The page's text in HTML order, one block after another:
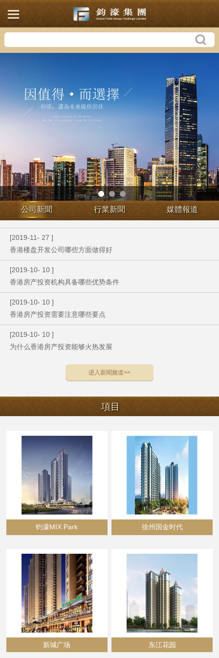
公司新聞 行業新聞 媒體報道
香港楼盘开发公司哪些方面做得好
[2019-11- 27 ]
香港房产投资机构具备哪些优势条件
[2019-10- 10 ]
香港房产投资需要注意哪些要点
[2019-10- 10 ]
为什么香港房产投资能够火热发展
[2019-10- 10 ]
进入 新聞频道>>
項目
钧濠MIX Park 徐州国金时代
新城广场 东江花园